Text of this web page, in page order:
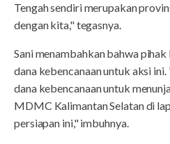
Tengah sendiri merupakan
dengan kita," tegasnya.
Sani menambahkan bahwa
dana kebencanaan untuk aksi
dana kebencanaan untuk
MDMC Kalimantan Selatan di
persiapan ini," imbuhnya.